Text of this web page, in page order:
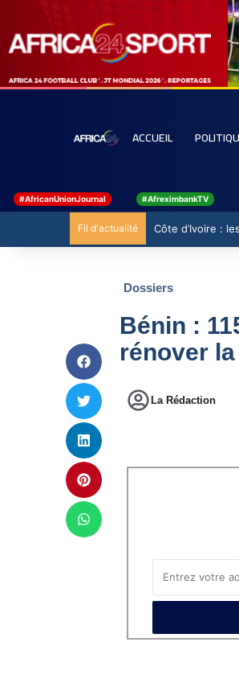
ACCUEIL
#AfricanUnionJournal #AfreximbankTV
Fil d'actualité Côte d’Ivoire :
Dossiers
Bénin :
rénover
La Rédaction